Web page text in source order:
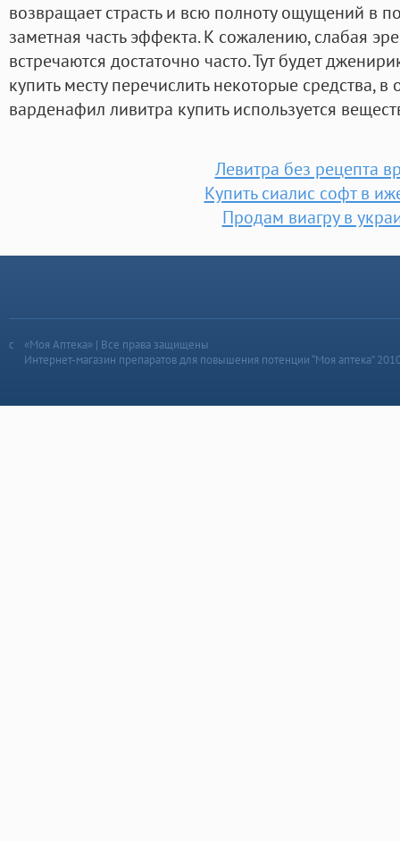
возвращает страсть и всю полноту ощущений в
заметная часть эффекта. К сожалению, слабая
встречаются достаточно часто. Тут будет
купить месту перечислить некоторые средства,
варденафил ливитра купить используется
Левитра без рецепта
Купить сиалис софт в
Продам виагру в
«Моя Аптека» | Все права защищены
Интернет-магазин препаратов для повышения потенции “Моя аптека”